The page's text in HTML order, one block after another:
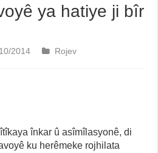
ya hatiye ji bîr
2014
Rojev
înkar û asîmîlasyonê, di
ku herêmeke rojhilata